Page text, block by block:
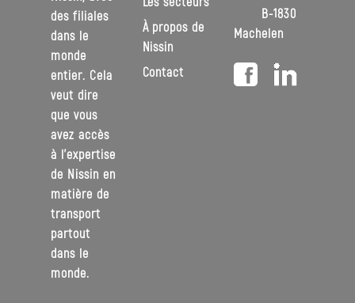
des filiales
dans le
monde
entier. Cela
veut dire
que vous
avez accès
à l’expertise
de Nissin en
matière de
transport
partout
dans le
monde.
À propos de
Nissin
Contact
B-1830
Machelen